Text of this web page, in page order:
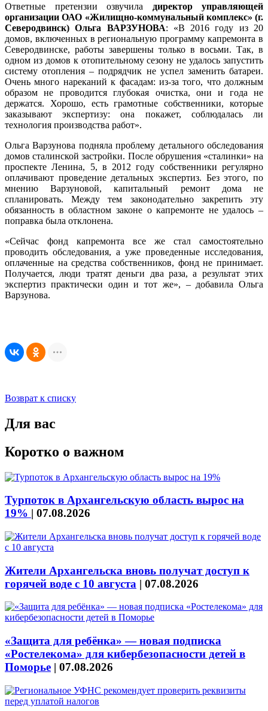
Ответные претензии озвучила директор управляющей
организации ОАО «Жилищно-коммунальный комплекс» (г.
Северодвинск) Ольга ВАРЗУНОВА: «В 2016 году из 20
домов, включенных в региональную программу кап­ремонта в
Северодвинске, работы завершены только в восьми. Так, в
одном из домов к отопительному сезону не удалось запустить
систему отопления – подрядчик не успел заменить батареи.
Очень много нареканий к фасадам: из-за того, что должным
образом не проводится глубокая очистка, они и года не
держатся. Хорошо, есть грамотные собственники, которые
заказывают экспертизу: она покажет, соблюдалась ли
технология производства работ».
Ольга Варзунова подняла проблему детального обследования
домов сталинской застройки. После обрушения «сталинки» на
проспекте Ленина, 5, в 2012 году собственники регулярно
оплачивают проведение детальных экспертиз. Без этого, по
мнению Варзуновой, капитальный ремонт дома не
спланировать. Между тем законодательно закрепить эту
обязанность в областном законе о капремонте не удалось –
поправка была отклонена.
«Сейчас фонд капремонта все же стал самостоятельно
проводить обследования, а уже проведенные исследования,
оплаченные на средства собственников, фонд не принимает.
Получается, люди тратят деньги два раза, а результат этих
экспертиз практически один и тот же», – добавила Ольга
Варзунова.
Возврат к списку
Для вас
Коротко о важном
Турпоток в Архангельскую область вырос на
19% | 07.08.2026
Жители Архангельска вновь получат доступ к
горячей воде с 10 августа | 07.08.2026
«Защита для ребёнка» — новая подписка
«Ростелекома» для кибербезопасности детей в
Поморье | 07.08.2026